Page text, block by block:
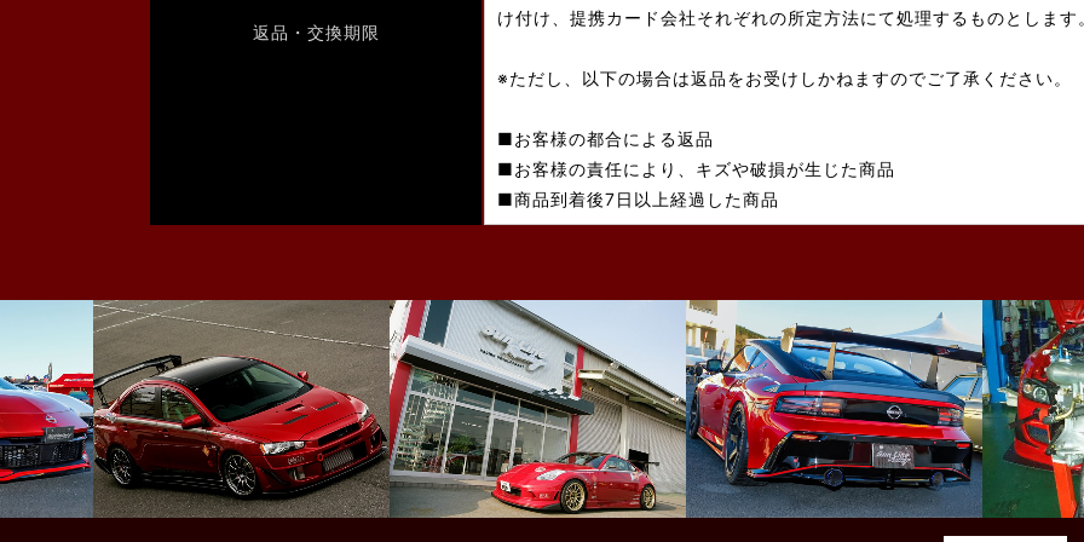
返品・交換期限
け付け、提携カード会社それぞれの所定方法にて処理するものとします
※ただし、以下の場合は返品をお受けしかねますのでご了承ください。
■お客様の都合による返品
■お客様の責任により、キズや破損が生じた商品
■商品到着後7日以上経過した商品